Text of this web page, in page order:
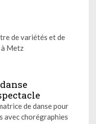
de variétés et de
à Metz
de danse pour
avec chorégraphies